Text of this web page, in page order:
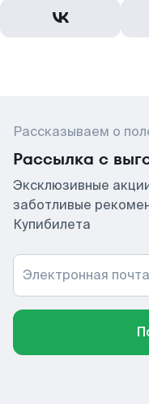
Рассказываем о
Рассылка с
Эксклюзивные
заботливые
Купибилета
Электронная почта